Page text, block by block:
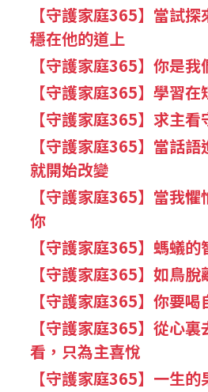
【守護家庭365】當試
穩在他的道上
【守護家庭365】你是
【守護家庭365】學習
【守護家庭365】求主看
【守護家庭365】當話
就開始改變
【守護家庭365】當我
你
【守護家庭365】螞蟻的
【守護家庭365】如鳥
【守護家庭365】你要
【守護家庭365】從心
看，只為主喜悅
【守護家庭365】一生